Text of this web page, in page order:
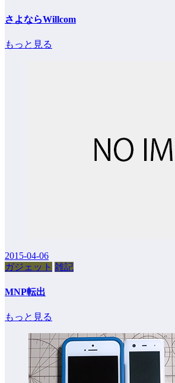
さよならWillcom
もっと見る
2015-04-06
ガジェット 雑記
MNP転出
もっと見る